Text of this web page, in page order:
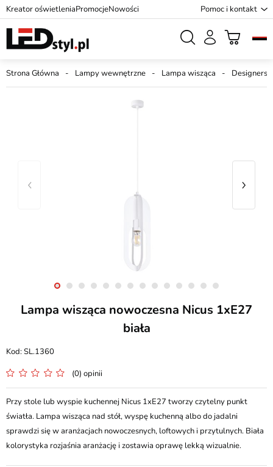
Kreator oświetleniaPromocjeNowości Pomoc i kontakt
Strona Główna Lampy wewnętrzne Lampa wisząca
Lampa wisząca nowoczesna Nicus 1xE27
biała
SL.1360
(0) opinii
Przy stole lub wyspie kuchennej Nicus 1xE27 tworzy czytelny punkt
światła. Lampa wisząca nad stół, wyspę kuchenną albo do jadalni
sprawdzi się w aranżacjach nowoczesnych, loftowych i przytulnych. Biała
kolorystyka rozjaśnia aranżację i zostawia oprawę lekką wizualnie.